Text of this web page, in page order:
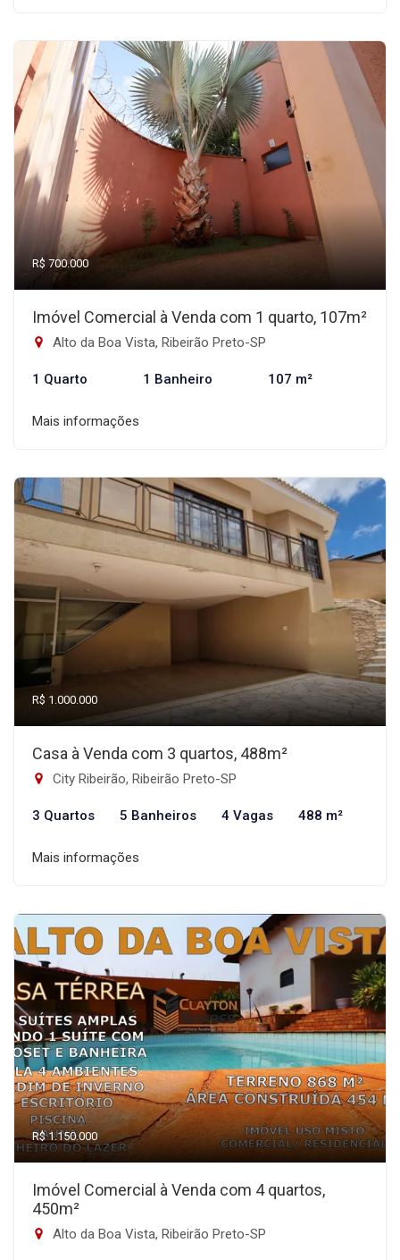
R$ 700.000
Imóvel Comercial à Venda com 1 quarto, 107m²
Alto da Boa Vista, Ribeirão Preto-SP
1 Quarto 1 Banheiro 107 m²
Mais informações
R$ 1.000.000
Casa à Venda com 3 quartos, 488m²
City Ribeirão, Ribeirão Preto-SP
3 Quartos 5 Banheiros 4 Vagas 488 m²
Mais informações
R$ 1.150.000
Imóvel Comercial à Venda com 4 quartos,
450m²
Alto da Boa Vista, Ribeirão Preto-SP